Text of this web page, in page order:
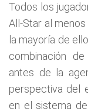
Todos los
All-Star al
la mayoría de
combinación
antes de la
perspectiva del
en el sistema